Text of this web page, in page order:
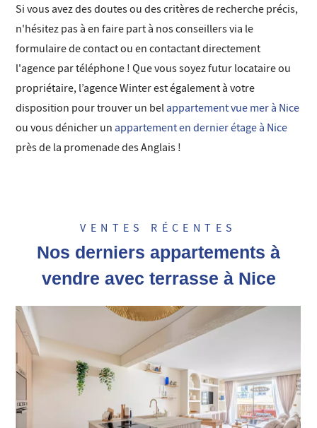
Si vous avez des doutes ou des critères de recherche précis,
n'hésitez pas à en faire part à nos conseillers via le
formulaire de contact ou en contactant directement
l'agence par téléphone ! Que vous soyez futur locataire ou
propriétaire, l’agence Winter est également à votre
disposition pour trouver un belappartement vue mer à Nice
ou vous dénicher unappartement en dernier étage à Nice
près de la promenade des Anglais !
VENTES RÉCENTES
Nos derniers appartements à
vendre avec terrasse à Nice